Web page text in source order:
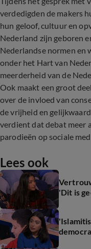
verdedigden de makers
hun geloof, cultuur en
Nederland zijn geboren
Nederlandse normen en
onder het Hart van
meerderheid van de
Ook maakt een groot
over de invloed van
de vrijheid en
verdient dat debat meer
parodieën op sociale
Lees ook
'Dit is